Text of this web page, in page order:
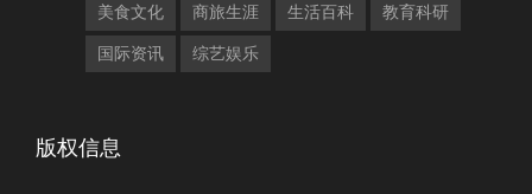
美食文化 商旅生涯 生活百科 教育科研
国际资讯 综艺娱乐
版权信息